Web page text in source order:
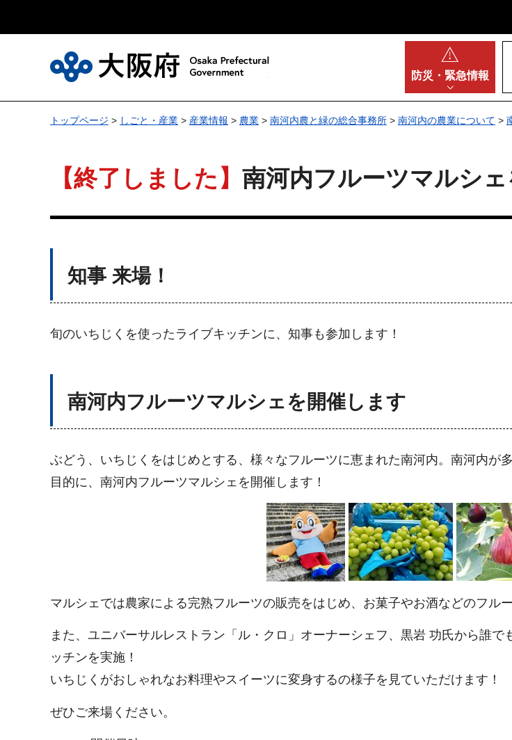
防災・ 緊急情報
トップページ > しごと・産業 > 産業情報 > 農業 > 南河内農と緑の総合事務所 > 南河内の農業について >
【終了しました】 南河内フルーツマルシェ
知事 来場！
旬のいちじくを使ったライブキッチンに、知事も参加します！
南河内フルーツマルシェを開催します
ぶどう、いちじくをはじめとする、様々なフルーツに恵まれた南河内。南河内が
目的に、南河内フルーツマルシェを開催します！
マルシェでは農家による完熟フルーツの販売をはじめ、お菓子やお酒などのフル
また、ユニバーサルレストラン「ル・クロ」オーナーシェフ、黒岩 功氏から誰
ッチンを実施！
いちじくがおしゃれなお料理やスイーツに変身するの様子を見ていただけます！
ぜひご来場ください。